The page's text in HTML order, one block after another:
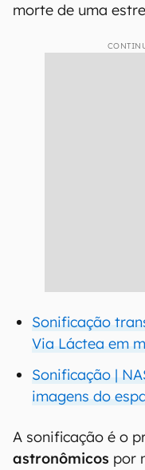
morte de uma
Sonificação
Via Láctea em
Sonificação |
imagens do
A sonificação é o
astronômicos por